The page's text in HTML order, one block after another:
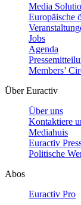
Media
Europäische
Jobs
Agenda
Members’
Über Euractiv
Über uns
Kontaktiere
Mediahuis
Euractiv
Politische
Abos
Euractiv Pro